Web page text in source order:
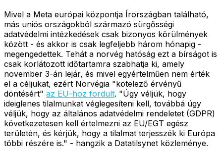
Mivel a Meta európai központja Írországban található,
más uniós országokból származó sürgősségi
adatvédelmi intézkedések csak bizonyos körülmények
között - és akkor is csak legfeljebb három hónapig -
megengedettek. Tehát a norvég hatóság ezt a bírságot is
csak korlátozott időtartamra szabhatja ki, amely
november 3-án lejár, és mivel egyértelműen nem érték
el a céljukat, ezért Norvégia "kötelező érvényű
döntésért" az EU-hoz fordult. "Úgy véljük, hogy
ideiglenes tilalmunkat véglegesíteni kell, továbbá úgy
véljük, hogy az általános adatvédelmi rendeletet (GDPR)
következetesen kell értelmezni az EU/EGT egész
területén, és kérjük, hogy a tilalmat terjesszék ki Európa
többi részére is." - hangzik a Datatilsynet közleménye.